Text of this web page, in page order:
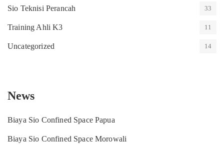
Sio Teknisi Perancah 33
Training Ahli K3 11
Uncategorized 14
News
Biaya Sio Confined Space Papua
Biaya Sio Confined Space Morowali